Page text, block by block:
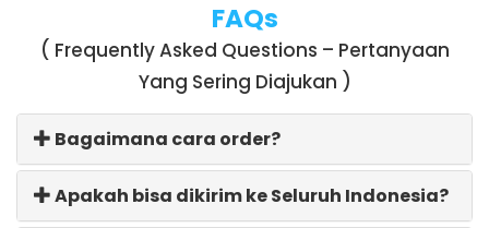
FAQs
( Frequently Asked Questions – Pertanyaan
Yang Sering Diajukan )
Bagaimana cara order?
Apakah bisa dikirim ke Seluruh Indonesia?